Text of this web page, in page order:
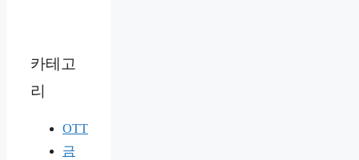
카테고
리
OTT
금